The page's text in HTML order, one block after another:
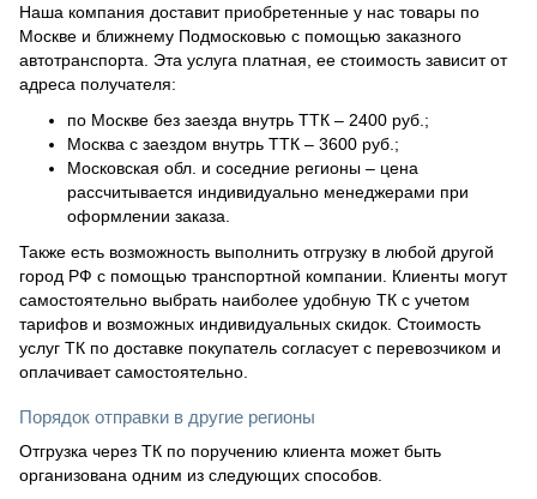
Наша компания доставит приобретенные у нас товары по
Москве и ближнему Подмосковью с помощью заказного
автотранспорта. Эта услуга платная, ее стоимость зависит от
адреса получателя:
по Москве без заезда внутрь ТТК – 2400 руб.;
Москва с заездом внутрь ТТК – 3600 руб.;
Московская обл. и соседние регионы – цена
рассчитывается индивидуально менеджерами при
оформлении заказа.
Также есть возможность выполнить отгрузку в любой другой
город РФ с помощью транспортной компании. Клиенты могут
самостоятельно выбрать наиболее удобную ТК с учетом
тарифов и возможных индивидуальных скидок. Стоимость
услуг ТК по доставке покупатель согласует с перевозчиком и
оплачивает самостоятельно.
Порядок отправки в другие регионы
Отгрузка через ТК по поручению клиента может быть
организована одним из следующих способов.